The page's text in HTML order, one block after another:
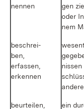
nen­nen
gen
oder
nem
be­schrei­
ben,
er­fas­sen,
er­ken­nen
be­ur­tei­len,
ein